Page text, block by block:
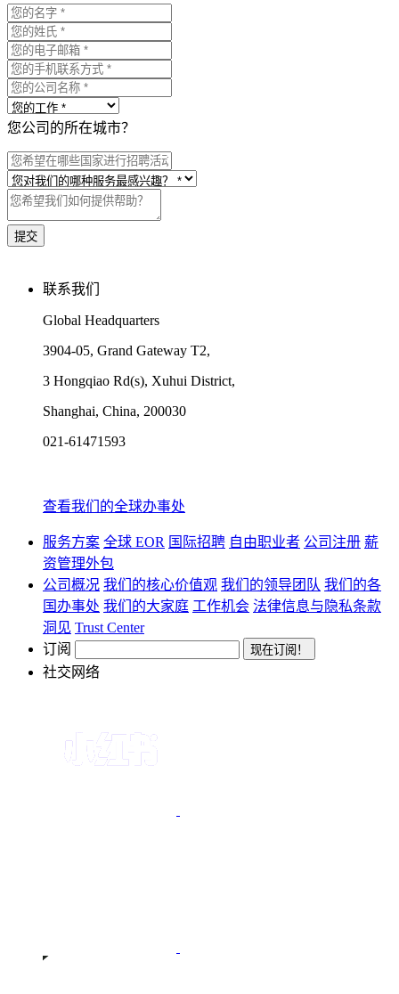
您公司的所在城市？
联系我们
Global Headquarters
3904-05, Grand Gateway T2,
3 Hongqiao Rd(s), Xuhui District,
Shanghai, China, 200030
021-61471593
查看我们的全球办事处
服务方案 全球 EOR 国际招聘 自由职业者 公司注册 薪
资管理外包
公司概况 我们的核心价值观 我们的领导团队 我们的各
国办事处 我们的大家庭 工作机会 法律信息与隐私条款
洞见 Trust Center
订阅
社交网络